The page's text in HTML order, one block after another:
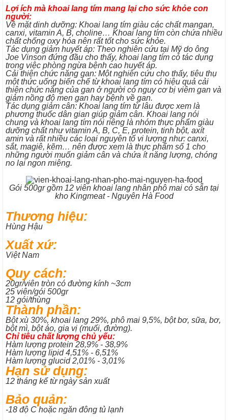
Lợi ích mà khoai lang tím mang lại cho sức khỏe con
người:
Về mặt dinh dưỡng: Khoai lang tím giàu các chất mangan,
canxi, vitamin A, B, choline… Khoai lang tím còn chứa nhiều
chất chống oxy hóa nên rất tốt cho sức khỏe.
Tác dụng giảm huyết áp: Theo nghiên cứu tại Mỹ do ông
Joe Vinson đứng đầu cho thấy, khoai lang tím có tác dụng
trong việc phòng ngừa bệnh cao huyết áp.
Cải thiện chức năng gan: Một nghiên cứu cho thấy, tiêu thụ
một thức uống biến chế từ khoai lang tím có hiệu quả cải
thiện chức năng của gan ở người có nguy cơ bị viêm gan và
giảm nồng độ men gan hay bệnh về gan.
Tác dụng giảm cân: Khoai lang tím từ lâu được xem là
phương thuốc dân gian giúp giảm cân. Khoai lang nói
chung và khoai lang tím nói riêng là nhóm thực phẩm giàu
dưỡng chất như vitamin A, B, C, E, protein, tinh bột, axít
amin và rất nhiều các loại nguyên tố vi lượng như: canxi,
sắt, magiê, kẽm… nên được xem là thực phẩm số 1 cho
những người muốn giảm cân và chứa ít năng lượng, chóng
no lại ngon miệng.
Gói 500gr gồm 12 viên khoai lang nhân phô mai có sẵn tại
kho Kingmeat - Nguyên Hà Food
Thương hiệu:
Hùng Hậu
Xuất xứ:
Việt Nam
Quy cách:
20gr/viên tròn có đường kính ~3cm
25 viên/gói 500gr
12 gói/thùng
Thành phần:
Bột xù 30%, khoai lang 29%, phô mai 9,5%, bột bơ, sữa, bơ,
bột mì, bột áo, gia vị (muối, đường).
Chỉ tiêu chất lượng chủ yếu:
Hàm lượng protein 28,9% - 38,9%
Hàm lượng lipid 4,51% - 6,51%
Hàm lượng glucid 2,01% - 3,01%
Hạn sử dụng:
12 tháng kể từ ngày sản xuất
Bảo quản:
-18 độ C hoặc ngăn đông tủ lạnh